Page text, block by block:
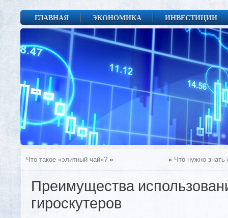
ГЛАВНАЯ ЭКОНОМИКА ИНВЕСТИЦИИ
Что такое «элитный чай»? » « Что нужно знать
Преимущества
гироскутеров